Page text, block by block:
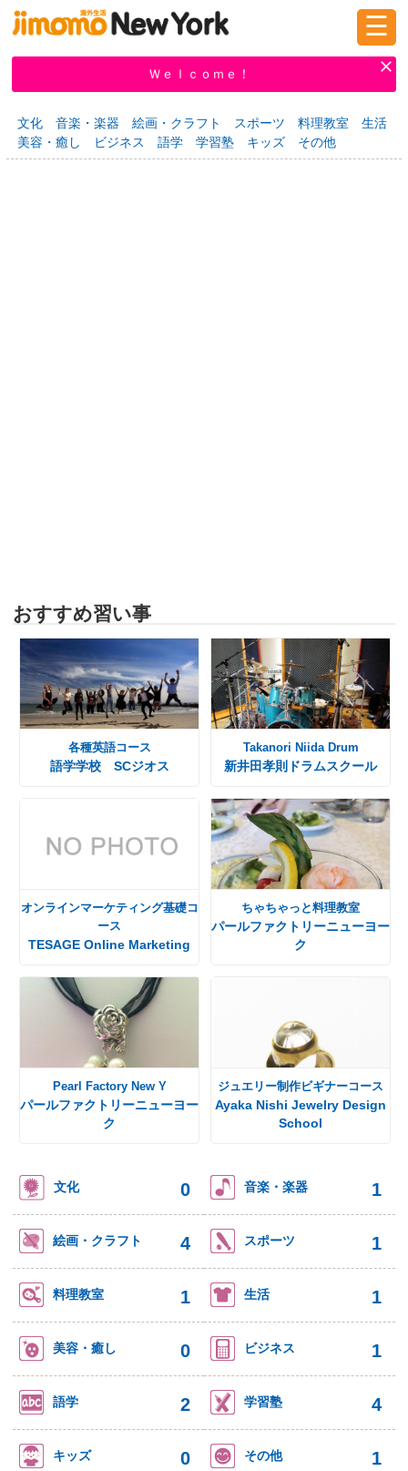
掲示板 タウン情報 教えて！
☰
Ｗｅｌｃｏｍｅ！
文化 音楽・楽器 絵画・クラフト スポーツ 料理教室
生活
美容・癒し
ビジネス 語学 学習塾 キッズ その他
おすすめ習い事
各種英語コース
語学学校 SCジオス
Takanori Niida Drum
新井田孝則ドラムスクール
オンラインマーケティング基礎コ
ース
TESAGE Online Marketing
ちゃちゃっと料理教室
パールファクトリーニューヨー
ク
Pearl Factory New Y
パールファクトリーニューヨー
ク
ジュエリー制作ビギナーコース
Ayaka Nishi Jewelry Design
School
文化 0 音楽・楽器 1
絵画・クラフト 4 スポーツ 1
料理教室 1 生活 1
美容・癒し 0 ビジネス 1
語学 2 学習塾 4
キッズ 0 その他 1